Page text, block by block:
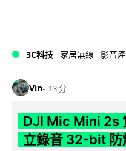
3C科技 家居無線 影音
Vin 13 分
DJI Mic Mini 2s
立錄音 32-bit 防